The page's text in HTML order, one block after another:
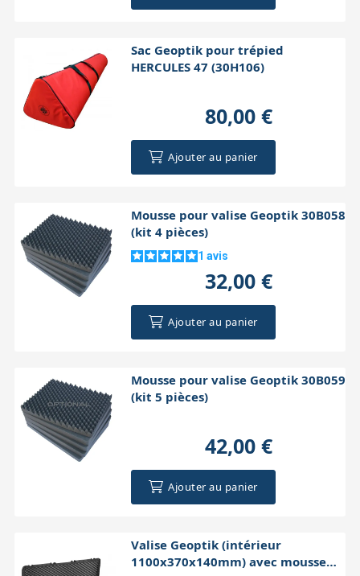
Sac Geoptik pour trépied
HERCULES 47 (30H106)
80,00 €
Ajouter au panier
Mousse pour valise Geoptik 30B058
(kit 4 pièces)
1 avis
32,00 €
Ajouter au panier
Mousse pour valise Geoptik 30B059
(kit 5 pièces)
42,00 €
Ajouter au panier
Valise Geoptik (intérieur
1100x370x140mm) avec mousse